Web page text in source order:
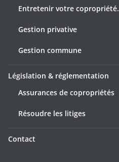
Entretenir votre copropriété.
Gestion privative
Gestion commune
Législation & réglementation
Assurances de copropriétés
Résoudre les litiges
Contact